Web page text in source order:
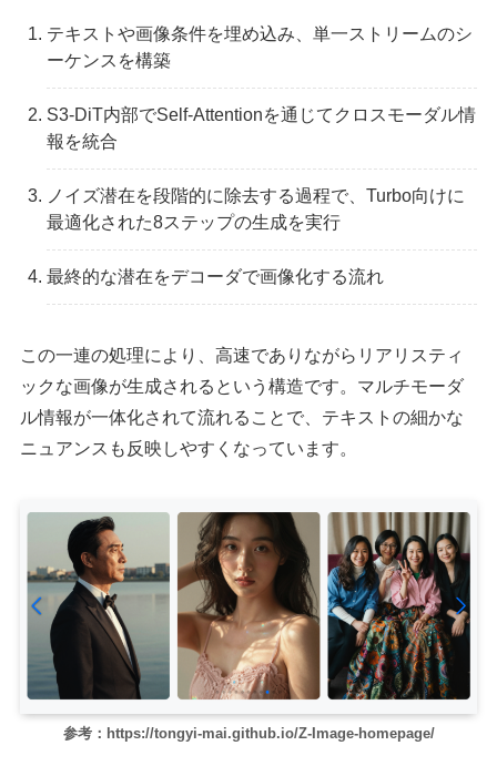
テキストや画像条件を埋め込み、単一ストリームのシ
ーケンスを構築
S3-DiT内部でSelf-Attentionを通じてクロスモーダル情
報を統合
ノイズ潜在を段階的に除去する過程で、Turbo向けに
最適化された8ステップの生成を実行
最終的な潜在をデコーダで画像化する流れ
この一連の処理により、高速でありながらリアリスティ
ックな画像が生成されるという構造です。マルチモーダ
ル情報が一体化されて流れることで、テキストの細かな
ニュアンスも反映しやすくなっています。
参考：https://tongyi-mai.github.io/Z-Image-homepage/